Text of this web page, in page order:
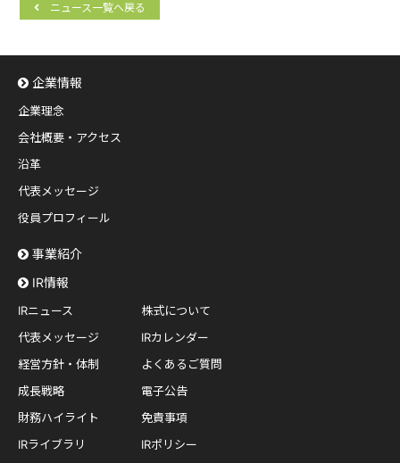
ニュース一覧へ戻る
企業情報
企業理念
会社概要・アクセス
沿革
代表メッセージ
役員プロフィール
事業紹介
IR情報
IRニュース
代表メッセージ
経営方針・体制
成長戦略
財務ハイライト
IRライブラリ
株式について
IRカレンダー
よくあるご質問
電子公告
免責事項
IRポリシー